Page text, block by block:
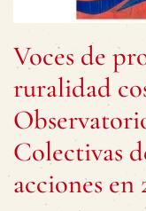
Voces de
ruralidad
Colectivas
acciones en